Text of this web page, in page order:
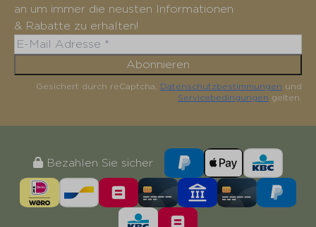
an um immer die neusten Informationen
& Rabatte zu erhalten!
Abonnieren
Gesichert durch reCaptcha, Datenschutzbestimmungen und
Servicebedingungen gelten.
Bezahlen Sie sicher